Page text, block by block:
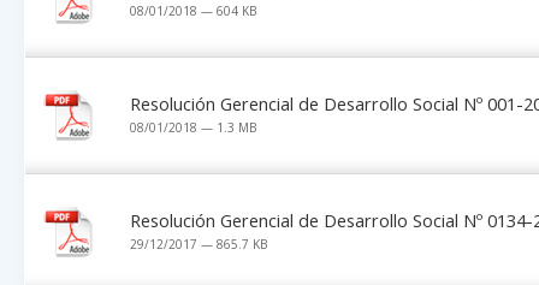
08/01/2018 — 604 KB
Resolución Gerencial de Desarrollo Social Nº 001-
08/01/2018 — 1.3 MB
Resolución Gerencial de Desarrollo Social Nº 0134-
29/12/2017 — 865.7 KB